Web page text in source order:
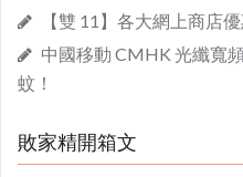
【雙 11】各大網上商店
中國移動 CMHK 光纖寬
蚊！
敗家精開箱文